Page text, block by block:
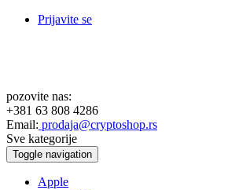
Prijavite se
pozovite nas:
+381 63 808 4286
Email: prodaja@cryptoshop.rs
Sve kategorije
Toggle navigation
Apple